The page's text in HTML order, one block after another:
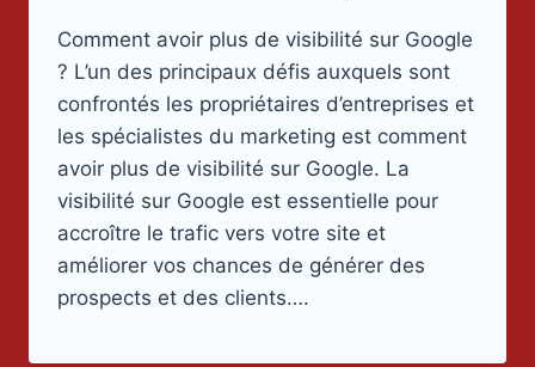
Comment avoir plus de visibilité sur Google
? L’un des principaux défis auxquels sont
confrontés les propriétaires d’entreprises et
les spécialistes du marketing est comment
avoir plus de visibilité sur Google. La
visibilité sur Google est essentielle pour
accroître le trafic vers votre site et
améliorer vos chances de générer des
prospects et des clients….